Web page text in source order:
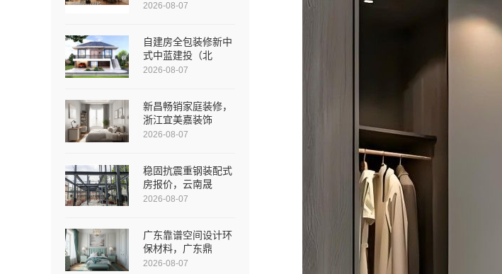
2026-08-07
自建房全包装修新中
式中蓝建投（北
2026-08-07
新昌畅销家庭装修，
浙江宜美嘉装饰
2026-08-07
稳固抗震重钢装配式
房报价，云南晟
2026-08-07
广东靠谱空间设计环
保材料，广东鼎
2026-08-07